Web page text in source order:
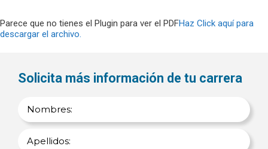
Parece que no tienes el Plugin para ver el PDFHaz Click aquí para
descargar el archivo.
Solicita más información de tu carrera